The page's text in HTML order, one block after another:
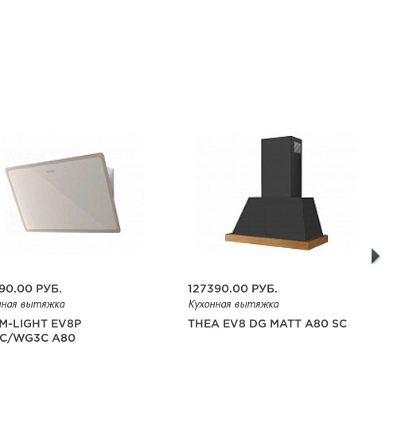
РУБ.
вытяжка
LIGHT EV8P
WG3C A80
127390.00РУБ.
Кухонная вытяжка
THEA EV8 DG MATT A80 SC